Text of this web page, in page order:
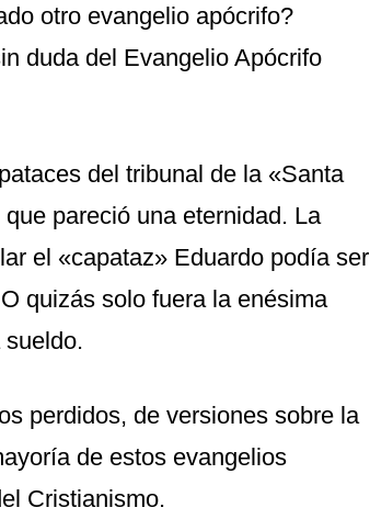
otro evangelio apócrifo?
duda del Evangelio Apócrifo
del tribunal de la «Santa
pareció una eternidad. La
el «capataz» Eduardo podía ser
quizás solo fuera la enésima
perdidos, de versiones sobre la
de estos evangelios
Cristianismo.